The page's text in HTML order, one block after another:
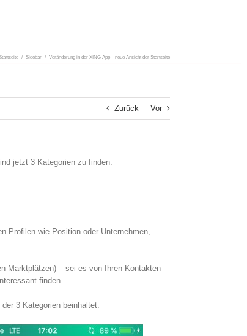
/ Sidebar / Veränderung in der XING App – neue Ansicht der Startseite
Zurück Vor
jetzt 3 Kategorien zu finden:
Profilen wie Position oder Unternehmen,
Marktplätzen) – sei es von Ihren Kontakten
finden.
3 Kategorien beinhaltet.